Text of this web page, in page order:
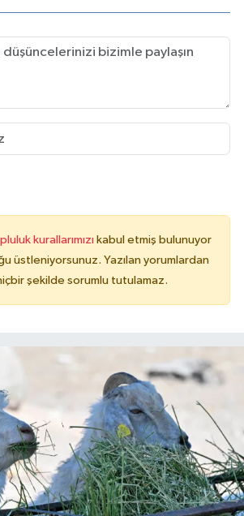
kurallarımızı kabul etmiş bulunuyor
üstleniyorsunuz. Yazılan yorumlardan
şekilde sorumlu tutulamaz.